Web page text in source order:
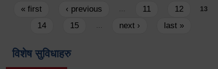
Pages
« first ‹ previous … 11 12 13
14 15 … next › last »
विशेष सुविधाहरु